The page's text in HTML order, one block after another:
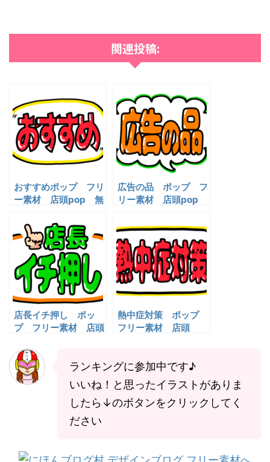
関連投稿:
おすすめポップ フリ
ー素材 店頭pop 無
広告の品 ポップ フ
リー素材 店頭pop
店長イチ押し ポッ
プ フリー素材 店頭
熱中症対策 ポップ
フリー素材 店頭
ランキングに参加中です♪
いいね！と思ったイラストがありま
したら↓のボタンをクリックしてく
ださい